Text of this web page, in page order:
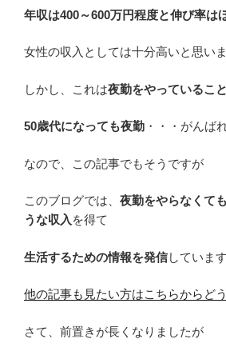
年収は400～600万円程度と伸び率は
女性の収入としては十分高いと思い
しかし、これは夜勤をやっているこ
50歳代になっても夜勤 ・・・がんば
なので、この記事でもそうですが
このブログでは、 夜勤をやらなくて
うな収入 を得て
生活するための情報を発信しています
他の記事も見たい方はこちらからど
さて、前置きが長くなりましたが